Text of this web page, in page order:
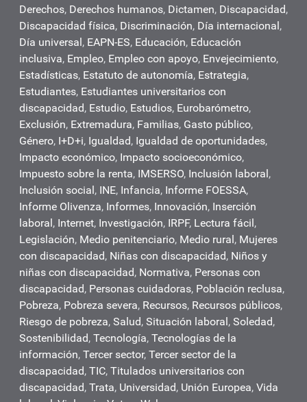
Derechos, Derechos humanos, Dictamen, Discapacidad,
Discapacidad física, Discriminación, Día internacional,
Día universal, EAPN-ES, Educación, Educación
inclusiva, Empleo, Empleo con apoyo, Envejecimiento,
Estadísticas, Estatuto de autonomía, Estrategia,
Estudiantes, Estudiantes universitarios con
discapacidad, Estudio, Estudios, Eurobarómetro,
Exclusión, Extremadura, Familias, Gasto público,
Género, I+D+i, Igualdad, Igualdad de oportunidades,
Impacto económico, Impacto socioeconómico,
Impuesto sobre la renta, IMSERSO, Inclusión laboral,
Inclusión social, INE, Infancia, Informe FOESSA,
Informe Olivenza, Informes, Innovación, Inserción
laboral, Internet, Investigación, IRPF, Lectura fácil,
Legislación, Medio penitenciario, Medio rural, Mujeres
con discapacidad, Niñas con discapacidad, Niños y
niñas con discapacidad, Normativa, Personas con
discapacidad, Personas cuidadoras, Población reclusa,
Pobreza, Pobreza severa, Recursos, Recursos públicos,
Riesgo de pobreza, Salud, Situación laboral, Soledad,
Sostenibilidad, Tecnología, Tecnologías de la
información, Tercer sector, Tercer sector de la
discapacidad, TIC, Titulados universitarios con
discapacidad, Trata, Universidad, Unión Europea, Vida